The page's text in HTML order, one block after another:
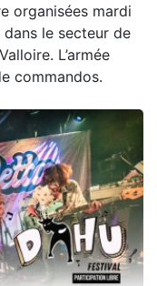
organisées mardi
le secteur de
L’armée
commandos.